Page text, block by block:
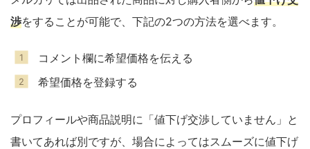
渉をすることが可能で、下記の2つの方法を選べます。
コメント欄に希望価格を伝える
希望価格を登録する
プロフィールや商品説明に「値下げ交渉していません」と
書いてあれば別ですが、場合によってはスムーズに値下げ